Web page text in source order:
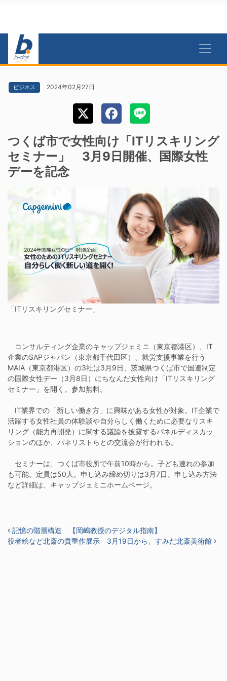
ビジネス 2024年02月27日
つくば市で女性向け「ITリスキリング
セミナー」 3月9日開催、国際女性
デーを記念
「ITリスキリングセミナー」
コンサルティング企業のキャップジェミニ（東京都港区）、IT
企業のSAPジャパン（東京都千代田区）、就労支援事業を行う
MAIA（東京都港区）の3社は3月9日、茨城県つくば市で国連制定
の国際女性デー（3月8日）にちなんだ女性向け「ITリスキリング
セミナー」を開く。参加無料。
IT業界での「新しい働き方」に興味がある女性が対象。IT企業で
活躍する女性社員の体験談や自分らしく働くために必要なリスキ
リング（能力再開発）に関する議論を披露するパネルディスカッ
ションのほか、パネリストらとの交流会が行われる。
セミナーは、つくば市役所で午前10時から。子ども連れの参加
も可能。定員は50人。申し込み締め切りは3月7日。申し込み方法
など詳細は、キャップジェミニホームページ。
投稿ナビゲーション
記憶の階層構造 【岡嶋教授のデジタル指南】
役者絵など北斎の貴重作展示 3月19日から、すみだ北斎美術館